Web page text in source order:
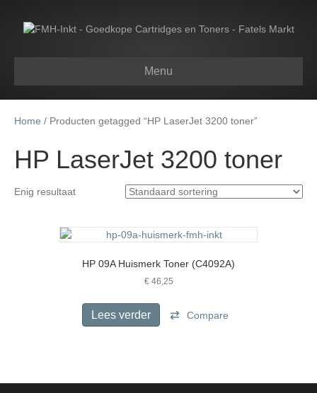
Menu
Home / Producten getagged “HP LaserJet 3200 toner”
HP LaserJet 3200 toner
Enig resultaat
HP 09A Huismerk Toner (C4092A)
€46,25
Lees verder Compare